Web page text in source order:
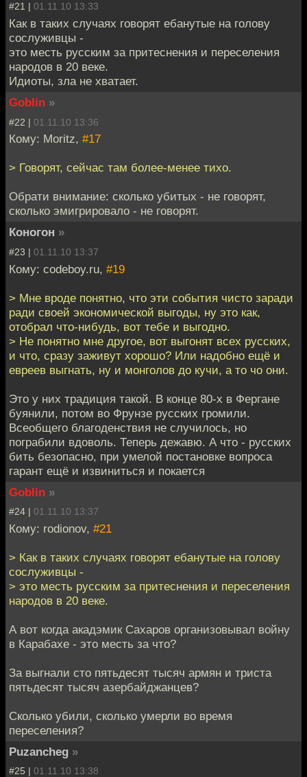
#21 | 01.11.10 13:33
Как в таких случаях говорят ебанутые на голову
сослуживцы -
это месть русским за притеснения и переселения
народов в 20 веке.
Идиоты, зла не хватает.
Goblin »
#22 | 01.11.10 13:36
Кому: Moritz, #17
> Говорят, сейчас там более-менее тихо.
Обрати внимание: сколько убитых - не говорят,
сколько эмигрировало - не говорят.
Коногон »
#23 | 01.11.10 13:37
Кому: codeboy.ru, #19
> Мне вроде понятно, что эти события чисто заради
ради своей экономической выгоды, ну это как,
отобрал что-нибудь, вот тебе и выгодно.
> Не понятно мне другое, вот выгонят всех русских,
и что, сразу заживут хорошо? Или надобно ещё и
евреев выгнать, ну и монголов до кучи, а то чо они.
Это у них традиция такой. В конце 80-х в Фергане
буянили, потом во Фрунзе русских громили.
Всеобщего благоденствия не случилось, но
пограбили вдоволь. Теперь дежавю. А что - русских
бить безопасно, при умелой постановке вопроса
гарант ещё и извиниться и покается
Goblin »
#24 | 01.11.10 13:37
Кому: rodionov, #21
> Как в таких случаях говорят ебанутые на голову
сослуживцы -
> это месть русским за притеснения и переселения
народов в 20 веке.
А вот когда акадэмик Сахаров организовывал войну
в Карабахе - это месть за что?
За выгнали сто пятьдесят тысяч армян и триста
пятьдесят тысяч азербайджанцев?
Сколько убили, сколько умерли во время
переселения?
Puzancheg »
#25 | 01.11.10 13:38